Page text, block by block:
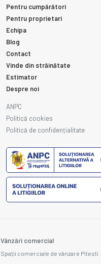
Pentru cumpărători
Pentru proprietari
Echipa
Blog
Contact
Vinde din străinătate
Estimator
Despre noi
ANPC
Politică cookies
Politică de confidențialitate
Vânzări comercial
Spații comerciale de vânzare Pitesti